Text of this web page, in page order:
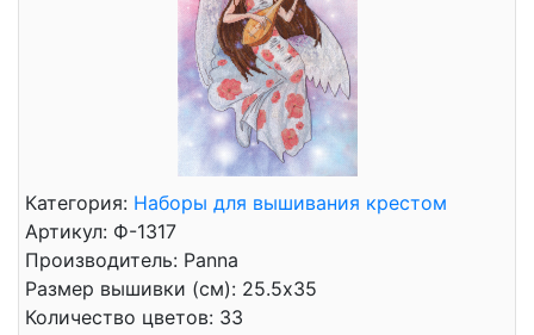
Категория: Наборы для вышивания крестом
Артикул: Ф-1317
Производитель: Panna
Размер вышивки (см): 25.5x35
Количество цветов: 33